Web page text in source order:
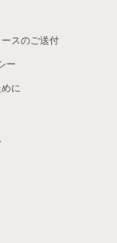
スのご送付
ー
に